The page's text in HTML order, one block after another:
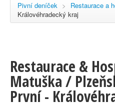
Pivní deníček > Restaurace a
Královéhradecký kraj
Restaurace &
Matuška /
První -